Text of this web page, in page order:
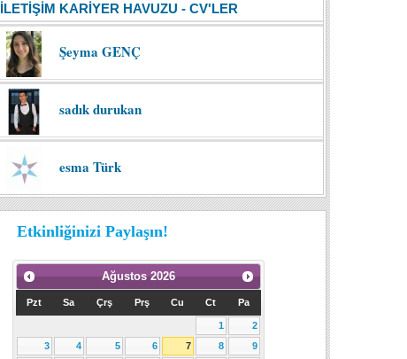
İLETİŞİM KARİYER HAVUZU - CV'LER
Şeyma GENÇ
sadık durukan
esma Türk
Etkinliğinizi Paylaşın!
Ağustos 2026
Pzt Sa Çrş Prş Cu Ct Pa
1
2
3
4 5 6 7 8
9